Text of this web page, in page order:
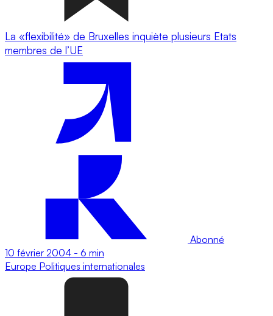
La «flexibilité» de Bruxelles inquiète plusieurs Etats
membres de l’UE
Abonné
10 février 2004 - 6 min
Europe Politiques internationales